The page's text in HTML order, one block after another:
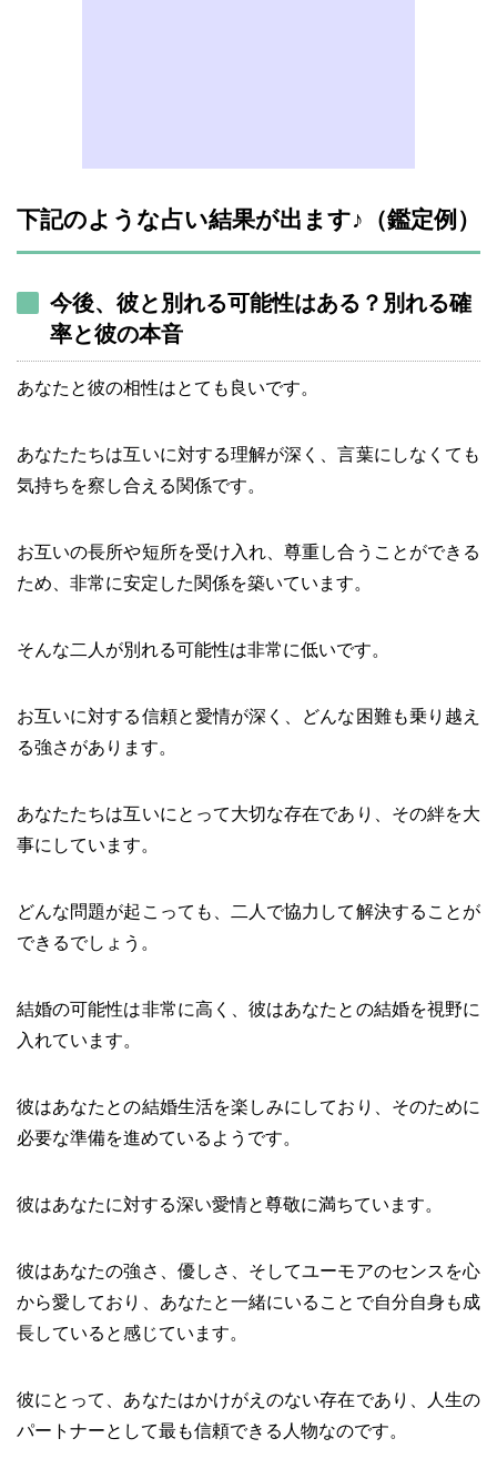
下記のような占い結果が出ます♪（鑑定例）
今後、彼と別れる可能性はある？別れる確
率と彼の本音
あなたと彼の相性はとても良いです。
あなたたちは互いに対する理解が深く、言葉にしなくても
気持ちを察し合える関係です。
お互いの長所や短所を受け入れ、尊重し合うことができる
ため、非常に安定した関係を築いています。
そんな二人が別れる可能性は非常に低いです。
お互いに対する信頼と愛情が深く、どんな困難も乗り越え
る強さがあります。
あなたたちは互いにとって大切な存在であり、その絆を大
事にしています。
どんな問題が起こっても、二人で協力して解決することが
できるでしょう。
結婚の可能性は非常に高く、彼はあなたとの結婚を視野に
入れています。
彼はあなたとの結婚生活を楽しみにしており、そのために
必要な準備を進めているようです。
彼はあなたに対する深い愛情と尊敬に満ちています。
彼はあなたの強さ、優しさ、そしてユーモアのセンスを心
から愛しており、あなたと一緒にいることで自分自身も成
長していると感じています。
彼にとって、あなたはかけがえのない存在であり、人生の
パートナーとして最も信頼できる人物なのです。